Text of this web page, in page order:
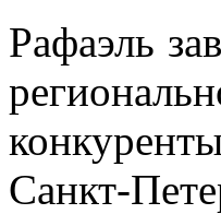
Рафаэль
Санкт-